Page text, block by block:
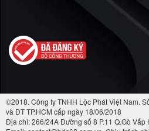
©2018. Công ty TNHH Lộc Phát Việt Nam.
và ĐT TP.HCM cấp ngày 18/06/2018
Địa chỉ: 266/24A Đường số 8 P.11 Q.Gò